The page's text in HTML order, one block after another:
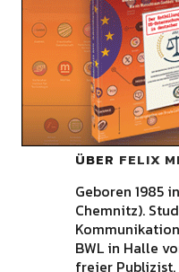
ÜBER FELIX
Geboren 1985
Chemnitz).
BWL in Halle
freier Publizist.